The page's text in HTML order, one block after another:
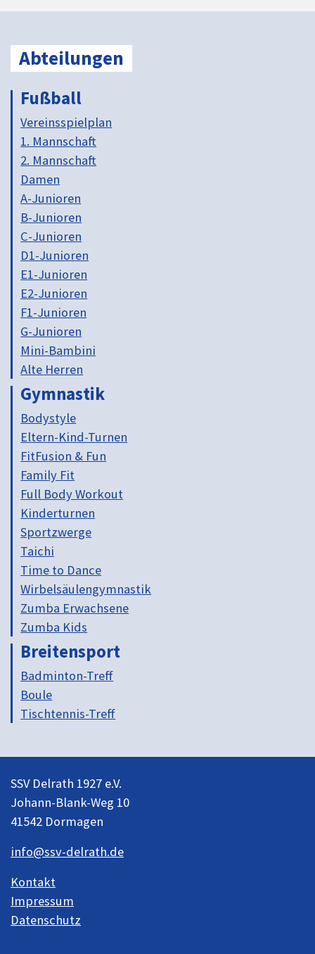
Abteilungen
Fußball
Vereinsspielplan
1. Mannschaft
2. Mannschaft
Damen
A-Junioren
B-Junioren
C-Junioren
D1-Junioren
E1-Junioren
E2-Junioren
F1-Junioren
G-Junioren
Mini-Bambini
Alte Herren
Gymnastik
Bodystyle
Eltern-Kind-Turnen
FitFusion & Fun
Family Fit
Full Body Workout
Kinderturnen
Sportzwerge
Taichi
Time to Dance
Wirbelsäulengymnastik
Zumba Erwachsene
Zumba Kids
Breitensport
Badminton-Treff
Boule
Tischtennis-Treff
SSV Delrath 1927 e.V.
Johann-Blank-Weg 10
41542 Dormagen
info@ssv-delrath.de
Kontakt
Impressum
Datenschutz